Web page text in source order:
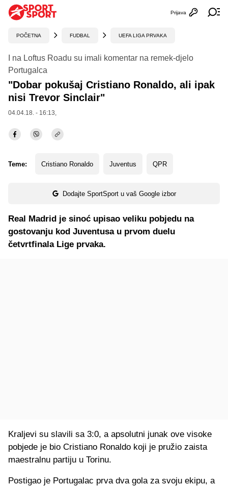
Otvori
Prijava
POČETNA FUDBAL UEFA LIGA PRVAKA
I na Loftus Roadu su imali komentar na remek-djelo
Portugalca
"Dobar pokušaj Cristiano Ronaldo, ali ipak
nisi Trevor Sinclair"
04.04.18. - 16:13,
Teme: Cristiano Ronaldo Juventus QPR
Dodajte SportSport u vaš Google izbor
Real Madrid je sinoć upisao veliku pobjedu na
gostovanju kod Juventusa u prvom duelu
četvrtfinala Lige prvaka.
Kraljevi su slavili sa 3:0, a apsolutni junak ove visoke
pobjede je bio Cristiano Ronaldo koji je pružio zaista
maestralnu partiju u Torinu.
Postigao je Portugalac prva dva gola za svoju ekipu, a